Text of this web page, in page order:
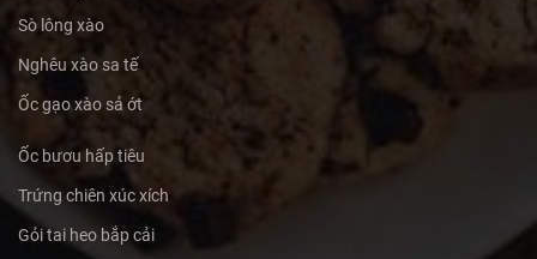
Sò lông xào
Nghêu xào sa tế
Ốc gạo xào sả ớt
Ốc bươu hấp tiêu
Trứng chiên xúc xích
Gỏi tai heo bắp cải